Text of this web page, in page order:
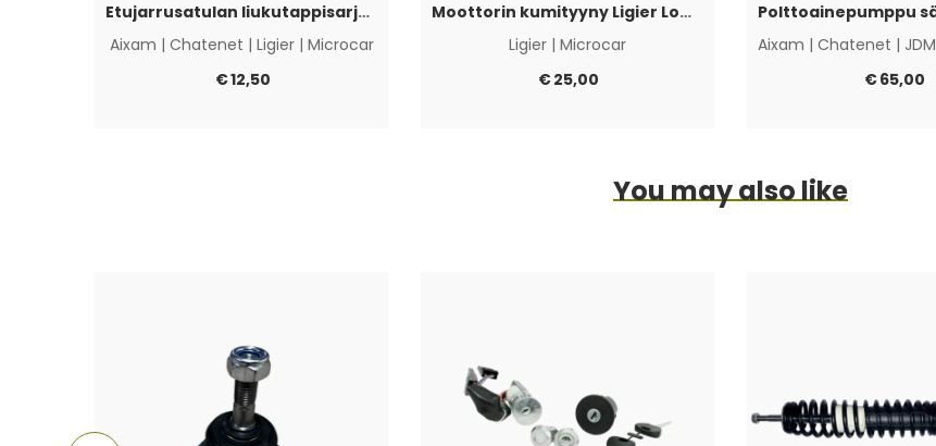
Etujarrusatulan liukutappisarja Aixam, Ligier, Microcar & Chatenet
Aixam | Chatenet | Ligier| Microcar
€12,50
Moottorin kumityyny Ligier Lombardini Progress / DCI
Ligier | Microcar
€25,00
Aixam | Chatenet | JDM
€65,00
You may also like